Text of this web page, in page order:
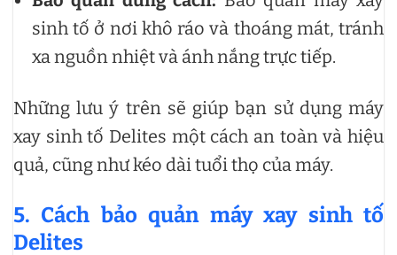
sinh tố ở nơi khô ráo và thoáng mát, tránh
xa nguồn nhiệt và ánh nắng trực tiếp.
Những lưu ý trên sẽ giúp bạn sử dụng máy
xay sinh tố Delites một cách an toàn và hiệu
quả, cũng như kéo dài tuổi thọ của máy.
5. Cách bảo quản máy xay sinh tố
Delites